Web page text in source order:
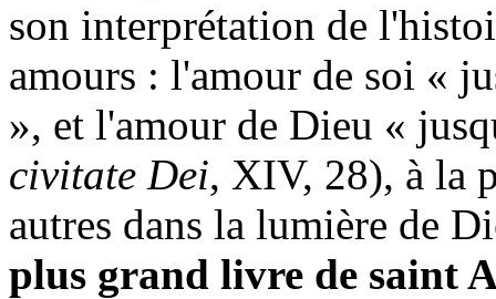
son interprétation de
amours : l'amour de soi «
», et l'amour de Dieu «
civitate Dei, XIV, 28), à la
autres dans la lumière de
plus grand livre de saint